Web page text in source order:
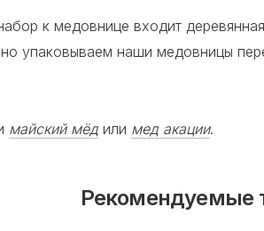
к медовнице входит
упаковываем наши медовницы
майский мёд или мед акации.
Рекомендуемые